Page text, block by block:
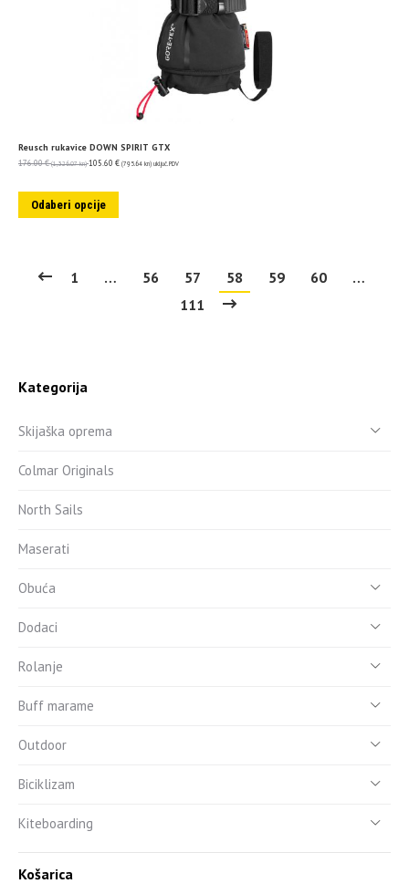
Reusch rukavice DOWN SPIRIT GTX
176.00€ (1,326.07 kn) 105.60 € (795.64 kn) uključ. PDV
Odaberi opcije
1 … 56 57 58 59 60
…
111
Kategorija
Skijaška oprema
Colmar Originals
North Sails
Maserati
Obuća
Dodaci
Rolanje
Buff marame
Outdoor
Biciklizam
Kiteboarding
Košarica